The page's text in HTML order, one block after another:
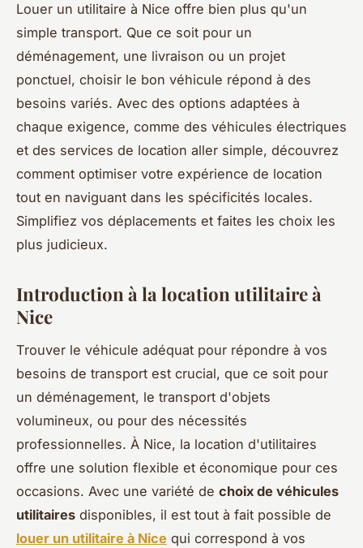
Louer un utilitaire à Nice offre bien plus qu'un
simple transport. Que ce soit pour un
déménagement, une livraison ou un projet
ponctuel, choisir le bon véhicule répond à des
besoins variés. Avec des options adaptées à
chaque exigence, comme des véhicules électriques
et des services de location aller simple, découvrez
comment optimiser votre expérience de location
tout en naviguant dans les spécificités locales.
Simplifiez vos déplacements et faites les choix les
plus judicieux.
Introduction à la location utilitaire à
Nice
Trouver le véhicule adéquat pour répondre à vos
besoins de transport est crucial, que ce soit pour
un déménagement, le transport d'objets
volumineux, ou pour des nécessités
professionnelles. À Nice, la location d'utilitaires
offre une solution flexible et économique pour ces
occasions. Avec une variété de choix de véhicules
utilitaires disponibles, il est tout à fait possible de
louer un utilitaire à Nice qui correspond à vos